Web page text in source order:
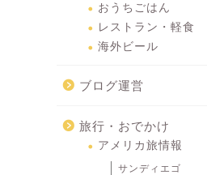
おうちごはん
レストラン・軽食
海外ビール
ブログ運営
旅行・おでかけ
アメリカ旅情報
サンディエゴ